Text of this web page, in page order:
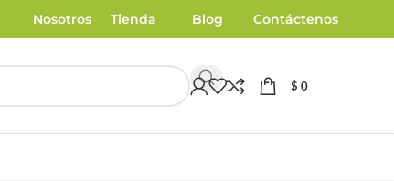
Nosotros Tienda Blog Contáctenos
$ 0